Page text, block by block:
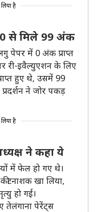
है
से मिले 99 अंक
पेपर में 0 अंक प्राप्‍त
री-इवैल्‍युएशन के लिए
हुए थे, उसमें 99
ने जोर पकड़
है
ने कहा ये
में फेल हो गए थे।
खा लिया,
हो गई।
तेलंगाना पेरेंट्स